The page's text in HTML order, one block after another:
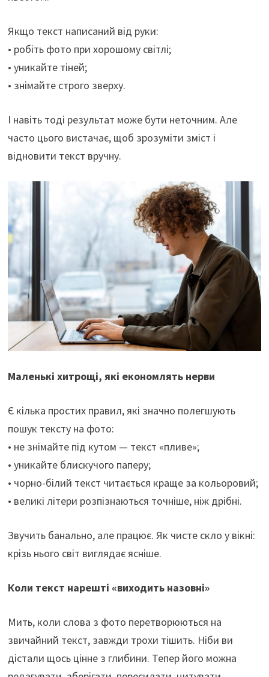
Якщо текст написаний від руки:
• робіть фото при хорошому світлі;
• уникайте тіней;
• знімайте строго зверху.
І навіть тоді результат може бути неточним. Але
часто цього вистачає, щоб зрозуміти зміст і
відновити текст вручну.
Маленькі хитрощі, які економлять нерви
Є кілька простих правил, які значно полегшують
пошук тексту на фото:
• не знімайте під кутом — текст «пливе»;
• уникайте блискучого паперу;
• чорно-білий текст читається краще за кольоровий;
• великі літери розпізнаються точніше, ніж дрібні.
Звучить банально, але працює. Як чисте скло у вікні:
крізь нього світ виглядає ясніше.
Коли текст нарешті «виходить назовні»
Мить, коли слова з фото перетворюються на
звичайний текст, завжди трохи тішить. Ніби ви
дістали щось цінне з глибини. Тепер його можна